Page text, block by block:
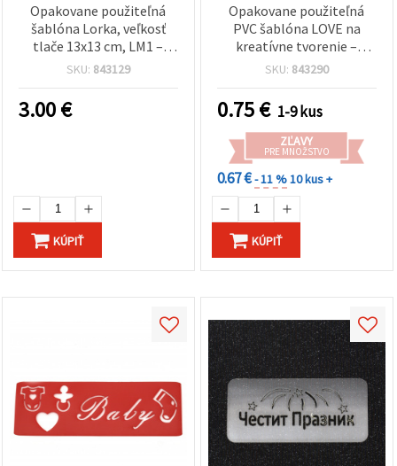
Opakovane použiteľná
šablóna Lorka, veľkosť
tlače 13x13 cm, LM1 –
ideálna na čisté, presné
vzory pre hobby tvorenie
SKU: 843129
3.00€
KÚPIŤ
Opakovane použiteľná
PVC šablóna LOVE na
kreatívne tvorenie –
rozmer motívu 17,5 × 5,8
SKU: 843290
0.75€ 1-9 kus
ZĽAVY
PRE MNOŽSTVO
0.67 €- 11 %10 kus +
KÚPIŤ